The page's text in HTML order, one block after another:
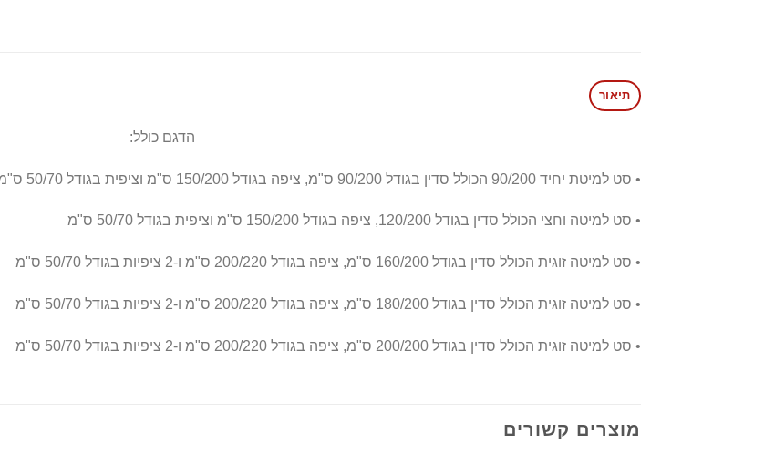
תיאור
הדגם כולל:
• סט למיטת יחיד 90/200 הכולל סדין בגודל 90/200 ס"מ, ציפה בגודל 150/200 ס"מ וציפית בגודל 50/70 ס"מ
• סט למיטה וחצי הכולל סדין בגודל 120/200, ציפה בגודל 150/200 ס"מ וציפית בגודל 50/70 ס"מ
• סט למיטה זוגית הכולל סדין בגודל 160/200 ס"מ, ציפה בגודל 200/220 ס"מ ו-2 ציפיות בגודל 50/70 ס"מ
• סט למיטה זוגית הכולל סדין בגודל 180/200 ס"מ, ציפה בגודל 200/220 ס"מ ו-2 ציפיות בגודל 50/70 ס"מ
• סט למיטה זוגית הכולל סדין בגודל 200/200 ס"מ, ציפה בגודל 200/220 ס"מ ו-2 ציפיות בגודל 50/70 ס"מ
מוצרים קשורים